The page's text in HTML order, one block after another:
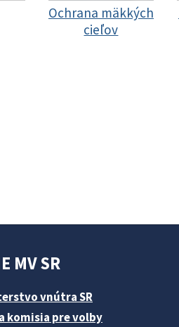
Ochrana mäkkých
cieľov
MV SR
vnútra SR
komisia pre volby